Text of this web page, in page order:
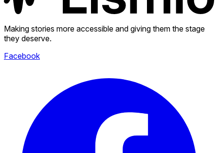
Making stories more accessible and giving them the stage
they deserve.
Facebook